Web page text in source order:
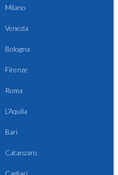
Milano
Venezia
Bologna
Firenze
Roma
L'Aquila
Bari
Catanzaro
Cagliari